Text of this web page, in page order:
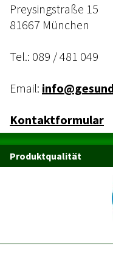
Preysingstraße 15
81667 München
Tel.: 089 / 481 049
Email:
Kontaktformular
Produktqualität